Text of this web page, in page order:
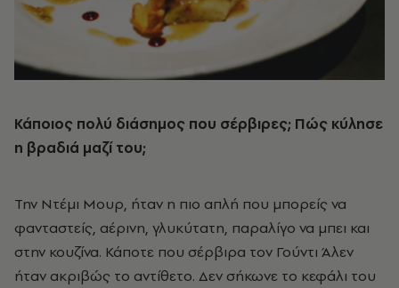
Κάποιος πολύ διάσημος που σέρβιρες; Πώς κύλησε
η βραδιά μαζί του;
Την Ντέμι Μουρ, ήταν η πιο απλή που μπορείς να
φανταστείς, αέρινη, γλυκύτατη, παραλίγο να μπει και
στην κουζίνα. Κάποτε που σέρβιρα τον Γούντι Άλεν
ήταν ακριβώς το αντίθετο. Δεν σήκωνε το κεφάλι του